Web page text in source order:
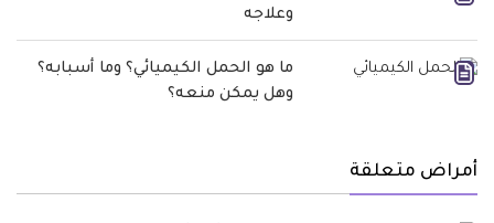
وعلاجه
ما هو الحمل الكيميائي؟ وما أسبابه؟
وهل يمكن منعه؟
أمراض متعلقة